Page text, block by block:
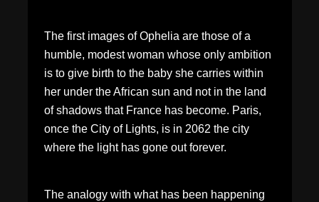
The first images of Ophelia are those of a
humble, modest woman whose only ambition
is to give birth to the baby she carries within
her under the African sun and not in the land
of shadows that France has become. Paris,
once the City of Lights, is in 2062 the city
where the light has gone out forever.
The analogy with what has been happening